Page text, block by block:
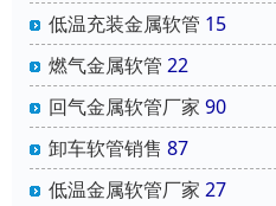
低温充装金属软管 15
燃气金属软管 22
回气金属软管厂家 90
卸车软管销售 87
低温金属软管厂家 27